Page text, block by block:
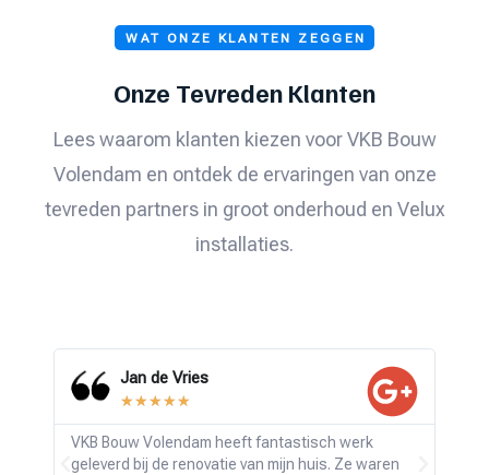
WAT ONZE KLANTEN ZEGGEN
Onze Tevreden Klanten
Lees waarom klanten kiezen voor VKB Bouw
Volendam en ontdek de ervaringen van onze
tevreden partners in groot onderhoud en Velux
installaties.
Jan de Vries
★★★★★
VKB Bouw Volendam heeft fantastisch werk
geleverd bij de renovatie van mijn huis. Ze waren